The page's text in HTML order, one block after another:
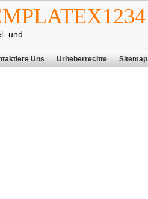
und
Uns Urheberrechte Sitemap